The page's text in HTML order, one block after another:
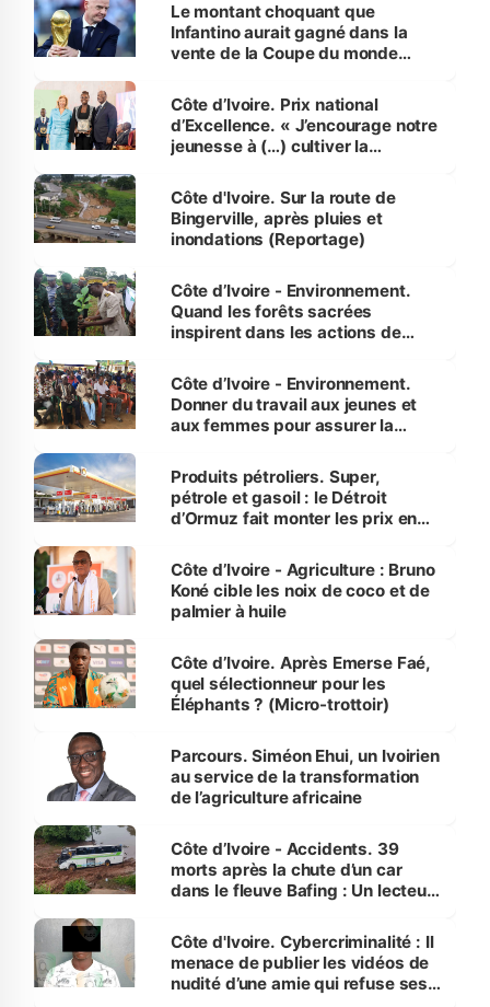
Le montant choquant que
Infantino aurait gagné dans la
vente de la Coupe du monde
Côte d’Ivoire. Prix national
d’Excellence. « J’encourage notre
jeunesse à (…) cultiver la
(Alassane Ouattara
Côte d'Ivoire. Sur la route de
Bingerville, après pluies et
inondations (Reportage)
Côte d’Ivoire - Environnement.
Quand les forêts sacrées
inspirent dans les actions de
Côte d’Ivoire - Environnement.
Donner du travail aux jeunes et
aux femmes pour assurer la
menacées
Produits pétroliers. Super,
pétrole et gasoil : le Détroit
d’Ormuz fait monter les prix en
Côte d’Ivoire - Agriculture : Bruno
Koné cible les noix de coco et de
palmier à huile
Côte d’Ivoire. Après Emerse Faé,
quel sélectionneur pour les
Éléphants ? (Micro-trottoir)
Parcours. Siméon Ehui, un Ivoirien
au service de la transformation
de l’agriculture africaine
Côte d’Ivoire - Accidents. 39
morts après la chute d’un car
dans le fleuve Bafing : Un lecteur
des Transports
Côte d'Ivoire. Cybercriminalité : Il
menace de publier les vidéos de
nudité d’une amie qui refuse ses